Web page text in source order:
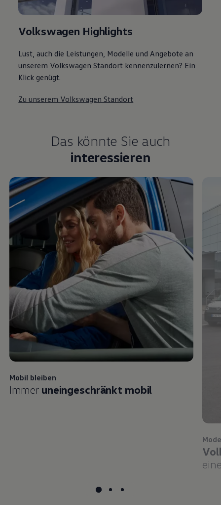
Volkswagen Highlights
Lust, auch die Leistungen, Modelle und Angebote an
unserem Volkswagen Standort kennenzulernen? Ein
Klick genügt.
Zu unserem Volkswagen Standort
Das könnte Sie auch
interessieren
Mobil bleiben
Immer uneingeschränkt mobil